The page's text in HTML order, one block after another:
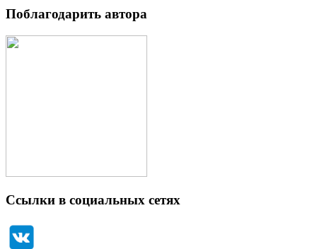
Поблагодарить автора
Ссылки в социальных сетях